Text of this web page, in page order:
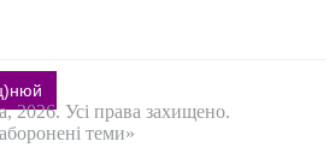
2026. Усі права захищено.
теми»